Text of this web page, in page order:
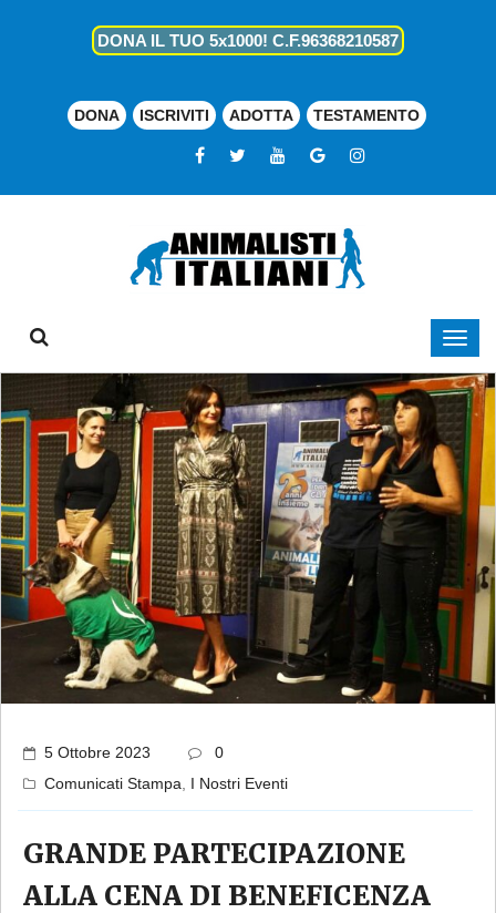
DONA IL TUO 5x1000! C.F.96368210587
DONA ISCRIVITI ADOTTA TESTAMENTO
5 Ottobre 2023
0
Comunicati Stampa
I Nostri Eventi
GRANDE PARTECIPAZIONE
ALLA CENA DI BENEFICENZA